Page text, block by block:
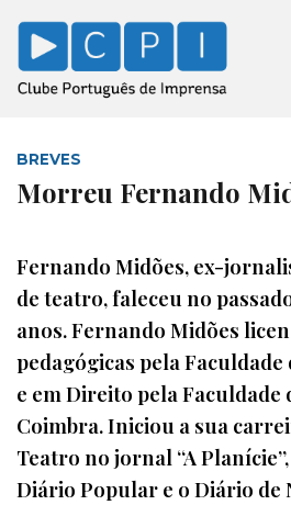
BREVES
Morreu Fernando
Fernando Midões, ex-
de teatro, faleceu no
anos. Fernando Midões
pedagógicas pela Faculdade
e em Direito pela Faculdade
Coimbra. Iniciou a sua
Teatro no jornal “A
Diário Popular e o Diário de